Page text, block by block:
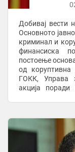
Добивај
Основното
криминал и
финансиска
постоење
од
ГОКК, Управа
акција